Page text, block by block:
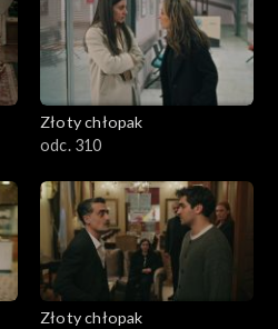
Złoty chłopak
odc. 310
Złoty chłopak